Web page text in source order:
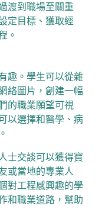
渡到職場至關重
定目標、獲取經
。
趣。學生可以從雜
絡圖片，創建一幅
的職業願望可視
以選擇和醫學、病
士交談可以獲得寶
或當地的專業人
對工程感興趣的學
和職業道路，幫助